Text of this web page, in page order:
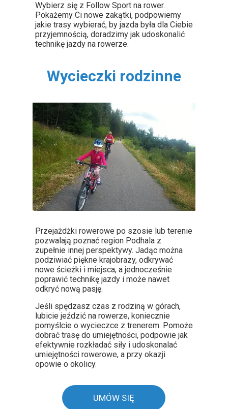
Przejażdżki rowerowe po szosie lub terenie
pozwalają poznać region Podhala z
zupełnie innej perspektywy. Jadąc można
podziwiać piękne krajobrazy, odkrywać
nowe ścieżki i miejsca, a jednocześnie
poprawić technikę jazdy i może nawet
odkryć nową pasję.
Jeśli spędzasz czas z rodziną w górach,
lubicie jeździć na rowerze, koniecznie
pomyślcie o wycieczce z trenerem. Pomoże
dobrać trasę do umiejętności, podpowie jak
efektywnie rozkładać siły i udoskonalać
umiejętności rowerowe, a przy okazji
opowie o okolicy.
Wybierz się z Follow Sport na rower.
Pokażemy Ci nowe zakątki, podpowiemy
jakie trasy wybierać, by jazda była dla Ciebie
przyjemnością, doradzimy jak udoskonalić
technikę jazdy na rowerze.
Wycieczki rodzinne
UMÓW SIĘ